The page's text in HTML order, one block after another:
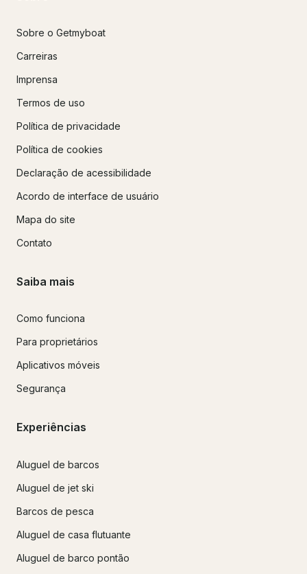
Sobre o Getmyboat
Carreiras
Imprensa
Termos de uso
Política de privacidade
Política de cookies
Declaração de acessibilidade
Acordo de interface de usuário
Mapa do site
Contato
Saiba mais
Como funciona
Para proprietários
Aplicativos móveis
Segurança
Experiências
Aluguel de barcos
Aluguel de jet ski
Barcos de pesca
Aluguel de casa flutuante
Aluguel de barco pontão